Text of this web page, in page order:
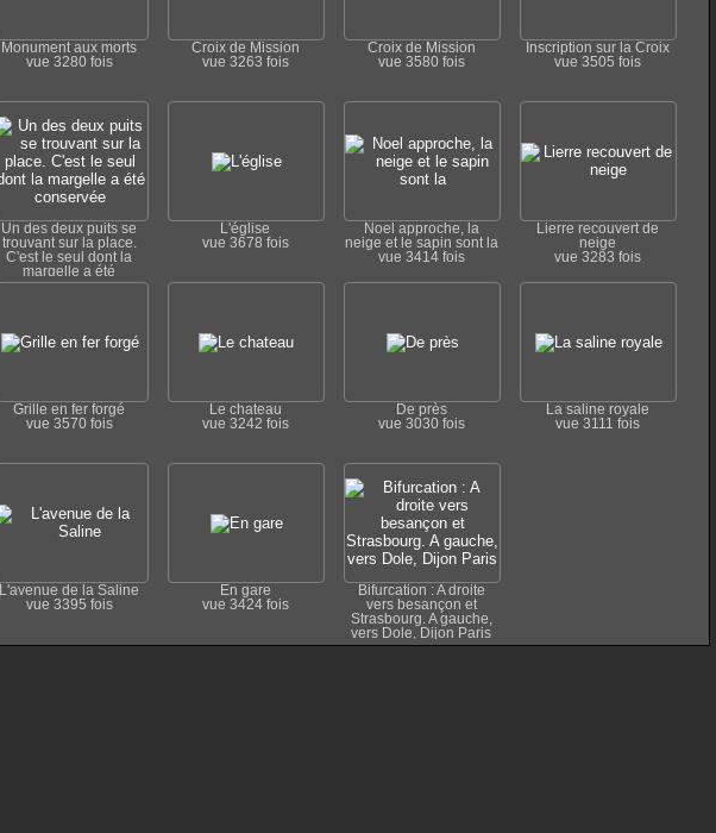
Monument aux morts
vue 3280 fois
Croix de Mission
vue 3263 fois
Croix de Mission
vue 3580 fois
Inscription sur la Croix
vue 3505 fois
Un des deux puits se
trouvant sur la place.
C'est le seul dont la
margelle a été
conservée
L'église
vue 3678 fois
Noel approche, la
neige et le sapin sont la
vue 3414 fois
Lierre recouvert de
neige
vue 3283 fois
Grille en fer forgé
vue 3570 fois
Le chateau
vue 3242 fois
De près
vue 3030 fois
La saline royale
vue 3111 fois
L'avenue de la Saline
vue 3395 fois
En gare
vue 3424 fois
Bifurcation : A droite
vers besançon et
Strasbourg. A gauche,
vers Dole, Dijon Paris
vue 3488 fois